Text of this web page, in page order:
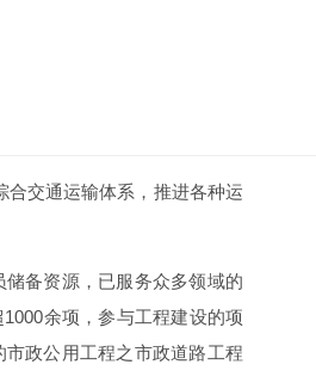
合交通运输体系，推进各种运
备资源，已服务众多领域的
1000余项，参与工程建设的项
政公用工程之市政道路工程